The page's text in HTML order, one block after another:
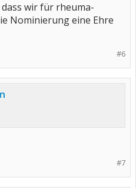
wir für rheuma-
Nominierung eine Ehre
#6
#7